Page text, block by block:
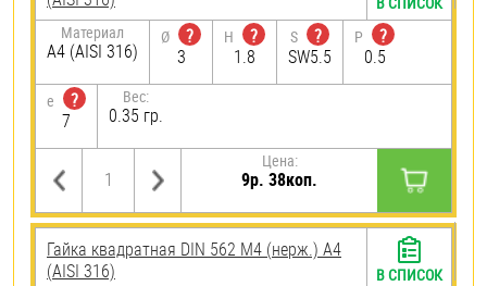
Материал
A4 (AISI 316)
Ø
?
3
H
?
1.8
S
?
SW5.5
P
?
0.5
e
?
7
Вес:
0.35 гр.
Цена:
9р. 38коп.
Гайка квадратная DIN 562 М4 (нерж.) A4
(AISI 316)
В СПИСОК